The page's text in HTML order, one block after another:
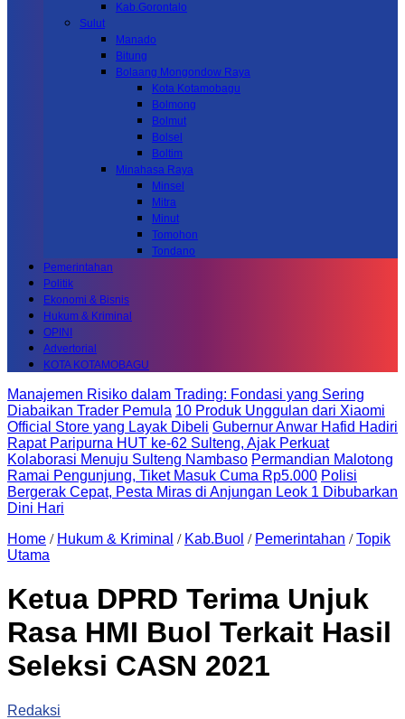
Kab.Gorontalo
Sulut
Manado
Bitung
Bolaang Mongondow Raya
Kota Kotamobagu
Bolmong
Bolmut
Bolsel
Boltim
Minahasa Raya
Minsel
Mitra
Minut
Tomohon
Tondano
Pemerintahan
Politik
Ekonomi & Bisnis
Hukum & Kriminal
OPINI
Advertorial
KOTA KOTAMOBAGU
Manajemen Risiko dalam Trading: Fondasi yang Sering
Diabaikan Trader Pemula 10 Produk Unggulan dari Xiaomi
Official Store yang Layak Dibeli Gubernur Anwar Hafid Hadiri
Rapat Paripurna HUT ke-62 Sulteng, Ajak Perkuat
Kolaborasi Menuju Sulteng Nambaso Permandian Malotong
Ramai Pengunjung, Tiket Masuk Cuma Rp5.000 Polisi
Bergerak Cepat, Pesta Miras di Anjungan Leok 1 Dibubarkan
Dini Hari
Home / Hukum & Kriminal / Kab.Buol / Pemerintahan /Topik
Utama
Ketua DPRD Terima Unjuk
Rasa HMI Buol Terkait Hasil
Seleksi CASN 2021
Redaksi